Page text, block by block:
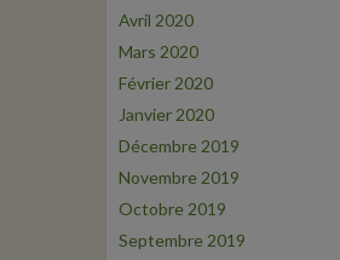
Avril 2020
Mars 2020
Février 2020
Janvier 2020
Décembre 2019
Novembre 2019
Octobre 2019
Septembre 2019